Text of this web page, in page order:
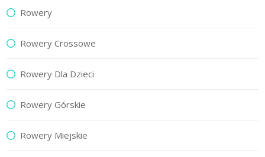
Rowery
Rowery Crossowe
Rowery Dla Dzieci
Rowery Górskie
Rowery Miejskie